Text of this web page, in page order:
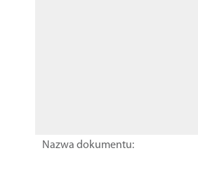
Nazwa dokumentu: